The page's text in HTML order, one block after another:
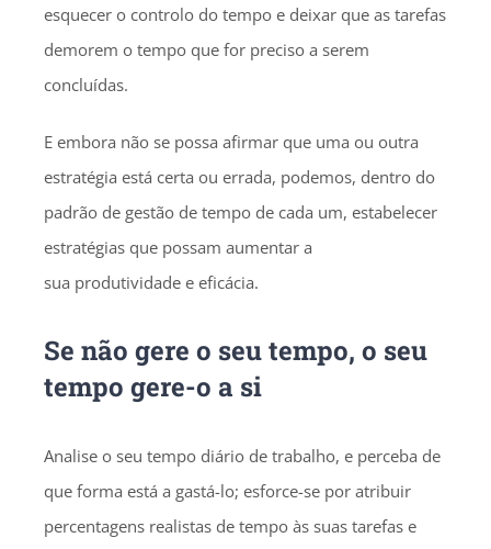
esquecer o controlo do tempo e deixar que as tarefas
demorem o tempo que for preciso a serem
concluídas.
E embora não se possa afirmar que uma ou outra
estratégia está certa ou errada, podemos, dentro do
padrão de gestão de tempo de cada um, estabelecer
estratégias que possam aumentar a
sua produtividade e eficácia.
Se não gere o seu tempo, o seu
tempo gere-o a si
Analise o seu tempo diário de trabalho, e perceba de
que forma está a gastá-lo; esforce-se por atribuir
percentagens realistas de tempo às suas tarefas e